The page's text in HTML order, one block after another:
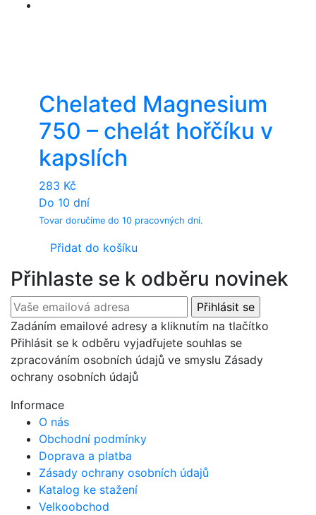
Chelated Magnesium
750 – chelát hořčíku v
kapslích
283 Kč
Do 10 dní
Tovar doručíme do 10 pracovných dní.
Přidat do košíku
Přihlaste se k odběru novinek
Zadáním emailové adresy a kliknutím na tlačítko
Přihlásit se k odběru vyjadřujete souhlas se
zpracováním osobních údajů ve smyslu Zásady
ochrany osobních údajů
Informace
O nás
Obchodní podmínky
Doprava a platba
Zásady ochrany osobních údajů
Katalog ke stažení
Velkoobchod